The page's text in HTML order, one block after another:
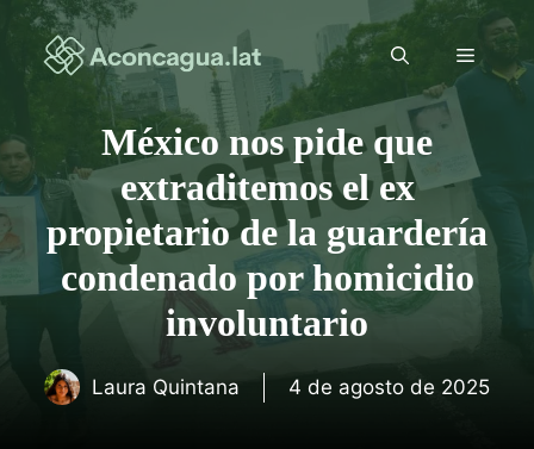
Saltar
contenido
Menú
México nos pide que
extraditemos el ex
propietario de la guardería
condenado por homicidio
involuntario
Laura Quintana 4 de agosto de 2025